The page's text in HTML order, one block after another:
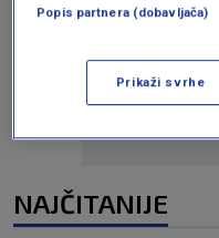
NAJČITANIJE
Popis partnera (dobavljača)
Prikaži svrhe